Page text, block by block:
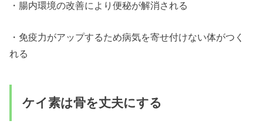
・腸内環境の改善により便秘が解消される
・免疫力がアップするため病気を寄せ付けない体がつく
れる
ケイ素は骨を丈夫にする